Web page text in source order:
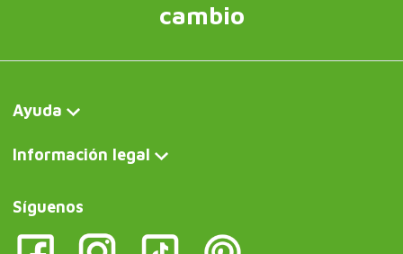
cambio
Ayuda
Información legal
Síguenos